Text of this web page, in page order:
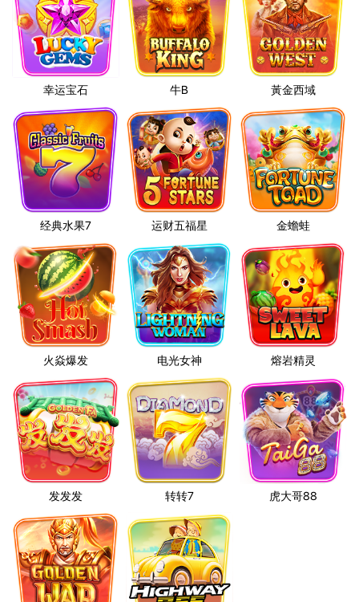
幸运宝石 牛B 黃金西域
经典水果7 运财五福星 金蟾蛙
火焱爆发 电光女神 熔岩精灵
发发发 转转7 虎大哥88